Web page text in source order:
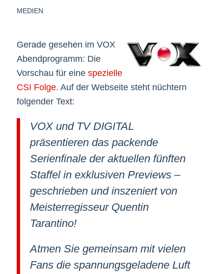
MEDIEN
Gerade gesehen im VOX
Abendprogramm: Die
Vorschau für eine spezielle
CSI Folge. Auf der Webseite steht nüchtern
folgender Text:
VOX und TV DIGITAL
präsentieren das packende
Serienfinale der aktuellen fünften
Staffel in exklusiven Previews –
geschrieben und inszeniert von
Meisterregisseur Quentin
Tarantino!
Atmen Sie gemeinsam mit vielen
Fans die spannungsgeladene Luft